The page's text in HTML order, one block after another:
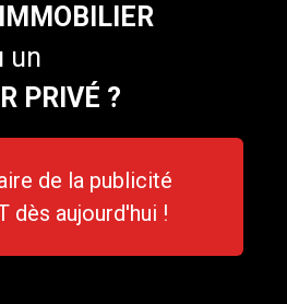
un
PRIVÉ ?
de la publicité
dès aujourd'hui !